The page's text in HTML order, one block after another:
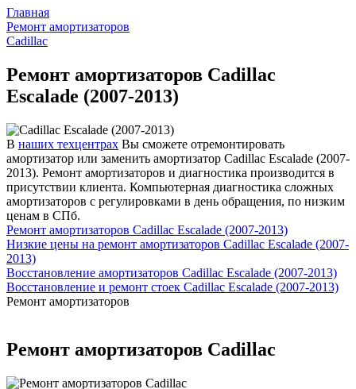
Главная
Ремонт амортизаторов
Cadillac
Ремонт амортизаторов Cadillac
Escalade (2007-2013)
В наших техцентрах Вы сможете отремонтировать
амортизатор или заменить амортизатор Cadillac Escalade (2007-
2013). Ремонт амортизаторов и диагностика производится в
присутствии клиента. Компьютерная диагностика сложных
амортизаторов с регулировками в день обращения, по низким
ценам в СПб.
Ремонт амортизаторов Cadillac Escalade (2007-2013)
Низкие цены на ремонт амортизаторов Cadillac Escalade (2007-
2013)
Восстановление амортизаторов Cadillac Escalade (2007-2013)
Восстановление и ремонт стоек Cadillac Escalade (2007-2013)
Ремонт амортизаторов
Ремонт амортизаторов Cadillac